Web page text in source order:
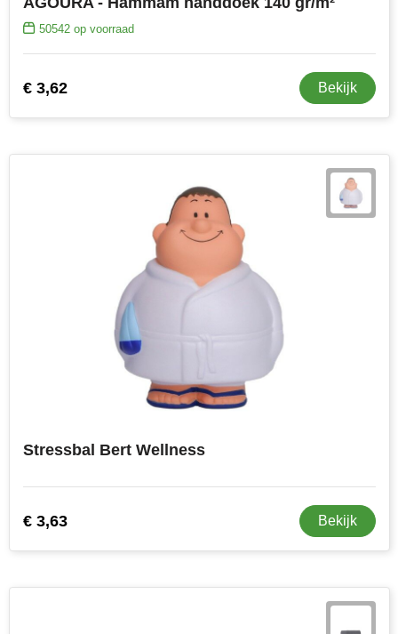
50542op voorraad
€ 3,62 Bekijk
Stressbal Bert Wellness
€ 3,63 Bekijk